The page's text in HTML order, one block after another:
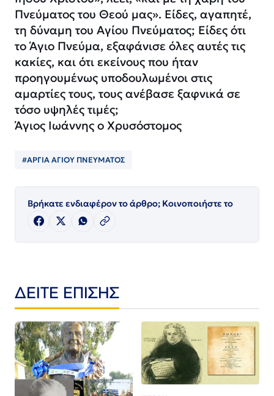
Πνεύματος του Θεού μας». Είδες, αγαπητέ,
τη δύναμη του Αγίου Πνεύματος; Είδες ότι
το Άγιο Πνεύμα, εξαφάνισε όλες αυτές τις
κακίες, και ότι εκείνους που ήταν
προηγουμένως υποδουλωμένοι στις
αμαρτίες τους, τους ανέβασε ξαφνικά σε
τόσο υψηλές τιμές;
Άγιος Ιωάννης ο Χρυσόστομος
#ΑΡΓΙΑ ΑΓΙΟΥ ΠΝΕΥΜΑΤΟΣ
Βρήκατε ενδιαφέρον το άρθρο; Κοινοποιήστε το
ΔΕΙΤΕ ΕΠΙΣΗΣ